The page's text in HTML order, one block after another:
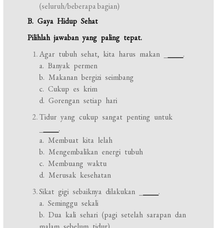
(seluruh/beberapa bagian)
B. Gaya Hidup Sehat
Pilihlah jawaban yang paling tepat.
Agar tubuh sehat, kita harus makan _
.
a. Banyak permen
b. Makanan bergizi seimbang
c. Cukup es krim
d. Gorengan setiap hari
Tidur yang cukup sangat penting untuk
.
a. Membuat kita lelah
b. Mengembalikan energi tubuh
c. Membuang waktu
d. Merusak kesehatan
Sikat gigi sebaiknya dilakukan _
.
a. Seminggu sekali
b. Dua kali sehari (pagi setelah sarapan dan